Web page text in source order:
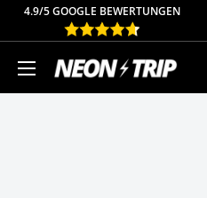
Direkt
zum
Inhalt
4.9/5 GOOGLE BEWERTUNGEN
NEONTRIP